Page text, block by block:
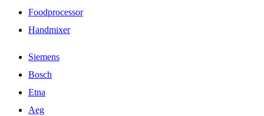
Foodprocessor
Handmixer
Siemens
Bosch
Etna
Aeg